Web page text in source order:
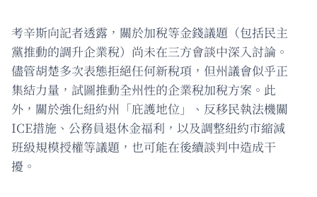
考辛斯向記者透露，關於加稅等金錢議題（包括民主
黨推動的調升企業稅）尚未在三方會談中深入討論。
儘管胡楚多次表態拒絕任何新稅項，但州議會似乎正
集結力量，試圖推動全州性的企業稅加稅方案。此
外，關於強化紐約州「庇護地位」、反移民執法機關
ICE措施、公務員退休金福利，以及調整紐約市縮減
班級規模授權等議題，也可能在後續談判中造成干
擾。